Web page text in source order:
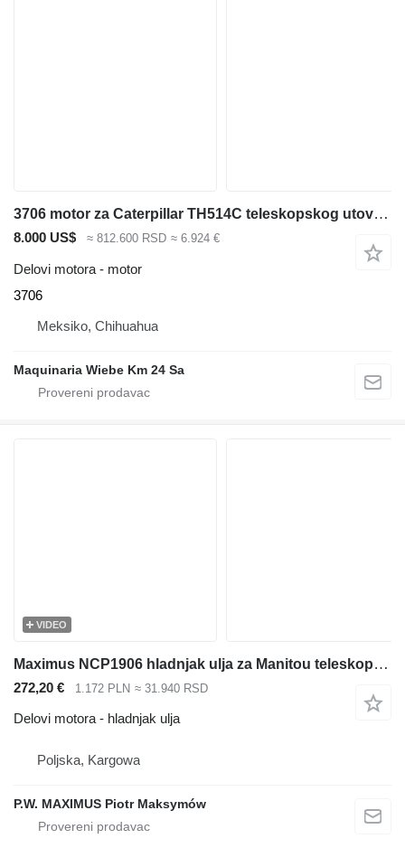
3706 motor za Caterpillar TH514C teleskopskog utovarivača
8.000 US$ ≈ 812.600 RSD ≈ 6.924 €
Delovi motora - motor
3706
Meksiko, Chihuahua
Maquinaria Wiebe Km 24 Sa
VIDEO
Maximus NCP1906 hladnjak ulja za Manitou teleskopskog utovarivača
272,20 € 1.172 PLN ≈ 31.940 RSD
Delovi motora - hladnjak ulja
Poljska, Kargowa
P.W. MAXIMUS Piotr Maksymów